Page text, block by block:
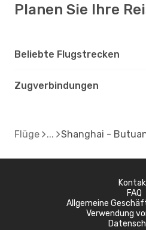
Planen Sie Ihre
Beliebte Flugstrecken
Zugverbindungen
Flüge Shanghai -
FAQ
Allgemeine
Verwendung